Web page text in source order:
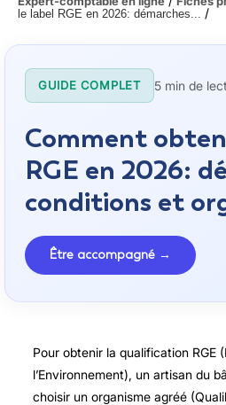
le label RGE en 2026: démarches... /
GUIDE COMPLET 5 min de
Comment
RGE en 2026:
conditions et
Être accompagné →
Pour obtenir la qualification RGE
l’Environnement), un artisan du
choisir un organisme agréé